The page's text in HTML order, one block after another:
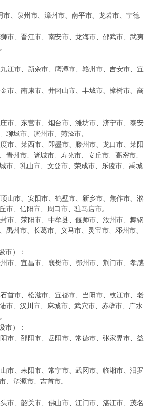
、泉州市、漳州市、南平市、龙岩市、宁德
、晋江市、南安市、龙海市、邵武市、武夷
市、新余市、鹰潭市、赣州市、吉安市、宜
、南康市、井冈山市、丰城市、樟树市、高
、东营市、烟台市、潍坊市、济宁市、泰安
聊城市、滨州市、菏泽市。
、莱西市、即墨市、滕州市、龙口市、莱阳
州市、诸城市、寿光市、安丘市、高密市、
市、乳山市、文登市、荣成市、乐陵市、禹城
市、安阳市、鹤壁市、新乡市、焦作市、濮
市、信阳市、周口市、驻马店市。
、荥阳市、中牟县、偃师市、汝州市、舞钢
州市、长葛市、义马市、灵宝市、邓州市、
）：
、宜昌市、襄樊市、鄂州市、荆门市、孝感
市、松滋市、宜都市、当阳市、枝江市、老
市、汉川市、麻城市、武穴市、赤壁市、广水
）：
、邵阳市、岳阳市、常德市、张家界市、益
、耒阳市、常宁市、武冈市、临湘市、汨罗
、涟源市、吉首市。
、韶关市、佛山市、江门市、湛江市、茂名